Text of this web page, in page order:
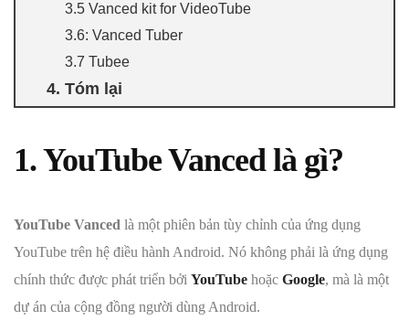
3.5 Vanced kit for VideoTube
3.6: Vanced Tuber
3.7 Tubee
4. Tóm lại
1. YouTube Vanced là gì?
YouTube Vanced là một phiên bản tùy chỉnh của ứng dụng
YouTube trên hệ điều hành Android. Nó không phải là ứng dụng
chính thức được phát triển bởi YouTube hoặc Google, mà là một
dự án của cộng đồng người dùng Android.